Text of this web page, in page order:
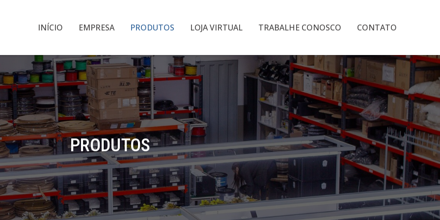
INÍCIO EMPRESA PRODUTOS LOJA VIRTUAL TRABALHE CONOSCO CONTATO
PRODUTOS